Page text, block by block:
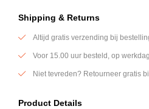
Shipping & Returns
Altijd gratis verzending bij
Voor 15.00 uur besteld, op
Niet tevreden? Retourneer gratis
Product Details